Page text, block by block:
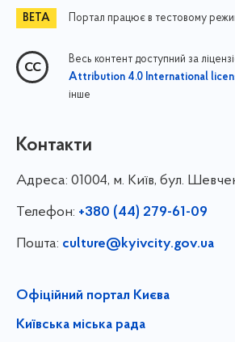
Портал працює в тестовому
Весь контент доступний за
Attribution 4.0 International
інше
Контакти
Адреса: 01004, м. Київ, бул.
Телефон: +380 (44) 279-61-09
Пошта: culture@kyivcity.gov.ua
Офіційний портал Києва
Київська міська рада